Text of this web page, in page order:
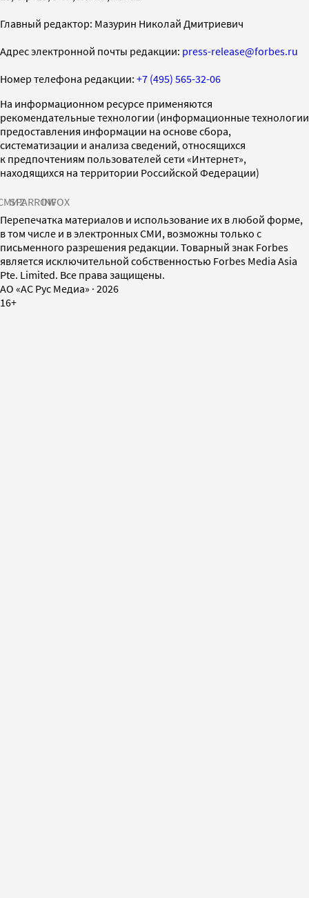
Главный редактор: Мазурин Николай Дмитриевич
Адрес электронной почты редакции: press-release@forbes.ru
Номер телефона редакции: +7 (495) 565-32-06
На информационном ресурсе применяются
рекомендательные технологии (информационные технологии
предоставления информации на основе сбора,
систематизации и анализа сведений, относящихся
к предпочтениям пользователей сети «Интернет»,
находящихся на территории Российской Федерации)
SPARROWINFOX
Перепечатка материалов и использование их в любой форме,
в том числе и в электронных СМИ, возможны только с
письменного разрешения редакции. Товарный знак Forbes
является исключительной собственностью Forbes Media Asia
Pte. Limited. Все права защищены.
AO «АС Рус Медиа» · 2026
16+